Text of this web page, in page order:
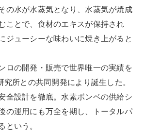
の水が水蒸気となり、水蒸気が焼成
ことで、食材のエキスが保持され
ジューシーな味わいに焼き上がると
ロの開発・販売で世界唯一の実績を
所との共同開発により誕生した。
全設計を徹底。水素ボンベの供給シ
の運用にも万全を期し、トータルパ
という。